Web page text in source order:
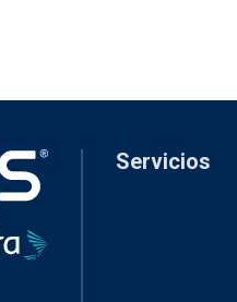
Servicios